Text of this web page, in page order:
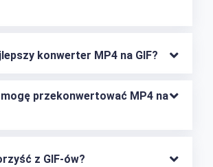
konwerter MP4 na GIF?
przekonwertować MP4 na
z GIF-ów?